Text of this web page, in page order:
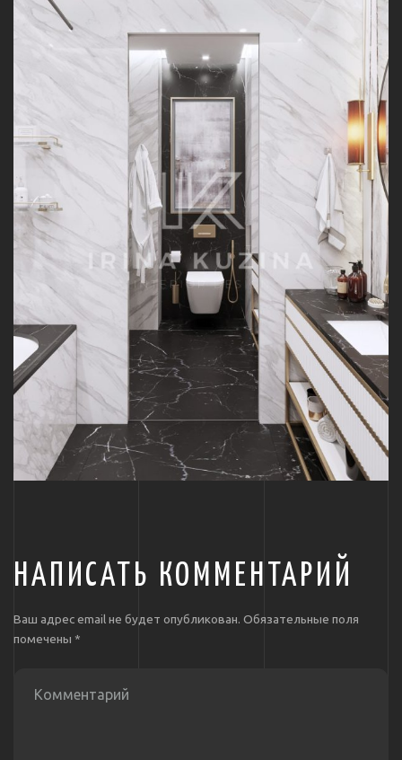
НАПИСАТЬ КОММЕНТАРИЙ
Ваш адрес email не будет опубликован. Обязательные поля
помечены *